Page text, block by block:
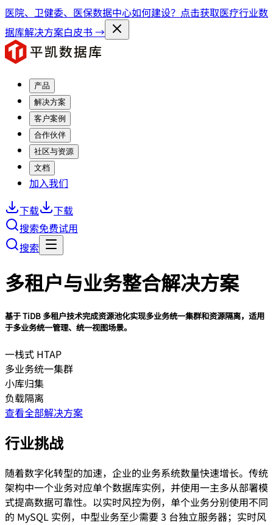
医院、卫健委、医保数据中心如何建设？点击获取医疗行业数
据库解决方案白皮书 →
产品
解决方案
客户案例
合作伙伴
社区与资源
文档
加入我们
下载
下载
搜索免费试用
搜索
多租户与业务整合解决方案
基于 TiDB 多租户技术完成资源池化实现多业务统一集群和资源隔离，适用
于多业务统一管理、统一视图场景。
一栈式 HTAP
多业务统一集群
小库归集
负载隔离
查看全部解决方案
行业挑战
随着数字化转型的加速，企业的业务系统数量快速增长。传统
架构中一个业务对应单个数据库实例，并使用一主多从部署模
式提高数据可靠性。以实时风控为例，单个业务分别使用不同
的 MySQL 实例，中型业务至少需要 3 台独立服务器；实时风